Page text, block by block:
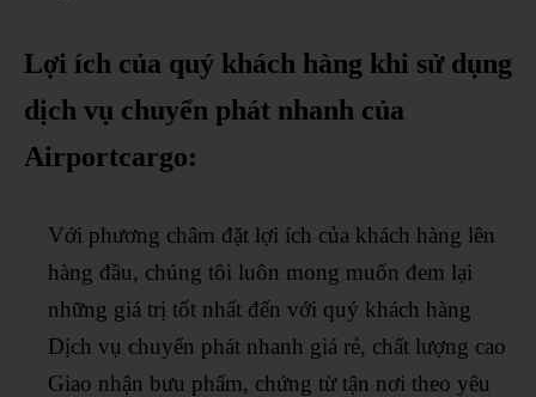
Lợi ích của quý khách hàng khi sử dụng
dịch vụ chuyển phát nhanh của
Airportcargo:
Với phương châm đặt lợi ích của khách hàng lên
hàng đầu, chúng tôi luôn mong muốn đem lại
những giá trị tốt nhất đến với quý khách hàng
Dịch vụ chuyển phát nhanh giá rẻ, chất lượng cao
Giao nhận bưu phẩm, chứng từ tận nơi theo yêu